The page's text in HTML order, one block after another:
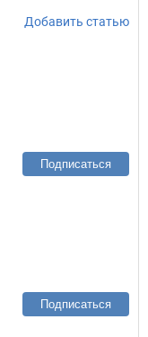
Добавить статью
Подписаться
Подписаться